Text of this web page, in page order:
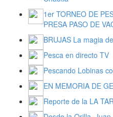
1er TORNEO DE
PRESA PASO DE
BRUJAS La magia
Pesca en directo TV
Pescando Lobinas
EN MEMORIA DE
Reporte de la LA